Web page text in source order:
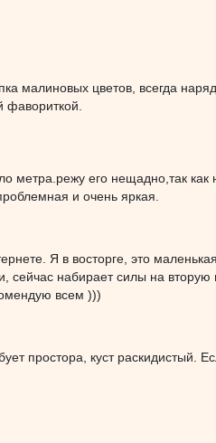
малиновых цветов, всегда
фавориткой.
метра.режу его нещадно,так
и очень яркая.
Я в восторге, это
сейчас набирает силы на
всем )))
простора, куст раскидистый.